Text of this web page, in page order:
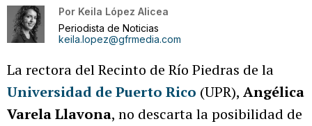
Por Keila López Alicea
Periodista de Noticias
keila.lopez@gfrmedia.com
La rectora del Recinto de Río Piedras de la
Universidad de Puerto Rico (UPR), Angélica
Varela Llavona, no descarta la posibilidad de